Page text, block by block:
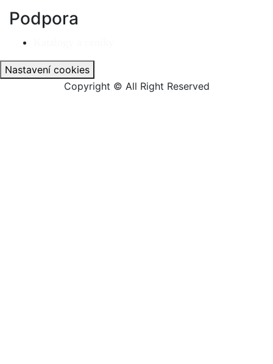
Podpora
Nastavení cookies
Copyright © All Right Reserved